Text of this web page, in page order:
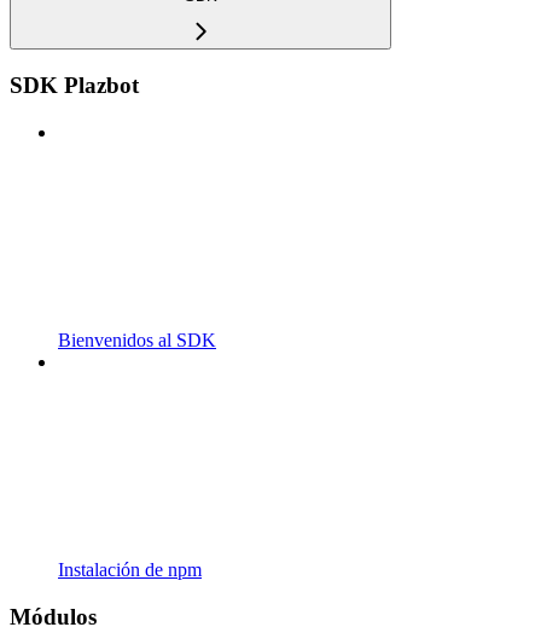
SDK Plazbot
Bienvenidos al SDK
Instalación de npm
Módulos